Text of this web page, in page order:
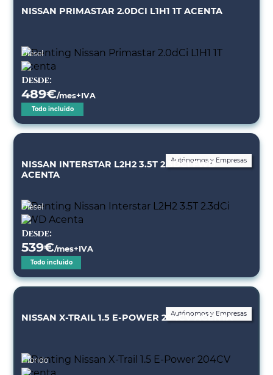
NISSAN PRIMASTAR 2.0DCI L1H1 1T ACENTA
Diésel
Autónomos y Empresas
Desde:
489€/mes+IVA
Todo incluido
NISSAN INTERSTAR L2H2 3.5T 2.3DCI FWD
ACENTA
Diésel
Autónomos y Empresas
Desde:
539€/mes+IVA
Todo incluido
NISSAN X-TRAIL 1.5 E-POWER 204CV ACENTA
Híbrido